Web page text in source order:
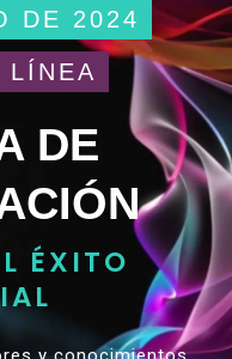
DE 2024
LÍNEA
DE
ÉXITO